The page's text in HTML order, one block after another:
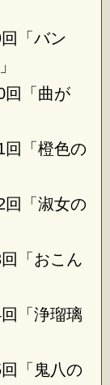
「バン
「曲が
「橙色の
「淑女の
「おこん
「浄瑠璃
「鬼八の